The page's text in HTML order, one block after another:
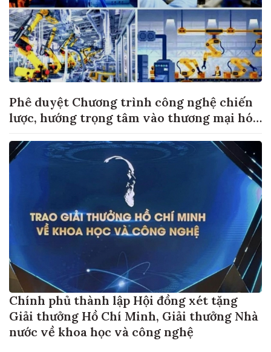
Phê duyệt Chương trình công nghệ chiến
lược, hướng trọng tâm vào thương mại hóa
Chính phủ thành lập Hội đồng xét tặng
Giải thưởng Hồ Chí Minh, Giải thưởng Nhà
nước về khoa học và công nghệ